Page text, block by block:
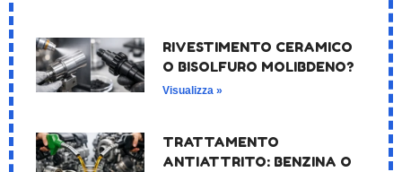
RIVESTIMENTO CERAMICO
O BISOLFURO MOLIBDENO?
Visualizza »
TRATTAMENTO
ANTIATTRITO: BENZINA O